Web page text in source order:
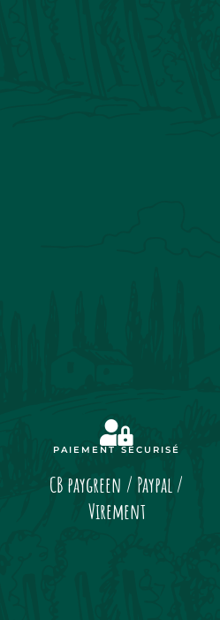
PAIEMENT SÉCURISÉ
CB paygreen / Paypal /
Virement